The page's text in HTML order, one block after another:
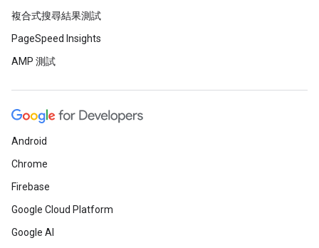
複合式搜尋結果測試
PageSpeed Insights
AMP 測試
Android
Chrome
Firebase
Google Cloud Platform
Google AI